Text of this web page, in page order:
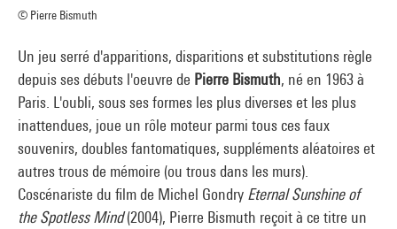
© Pierre Bismuth
Un jeu serré d'apparitions, disparitions et substitutions règle
depuis ses débuts l'oeuvre de Pierre Bismuth, né en 1963 à
Paris. L'oubli, sous ses formes les plus diverses et les plus
inattendues, joue un rôle moteur parmi tous ces faux
souvenirs, doubles fantomatiques, suppléments aléatoires et
autres trous de mémoire (ou trous dans les murs).
Coscénariste du film de Michel Gondry Eternal Sunshine of
the Spotless Mind(2004), Pierre Bismuth reçoit à ce titre un